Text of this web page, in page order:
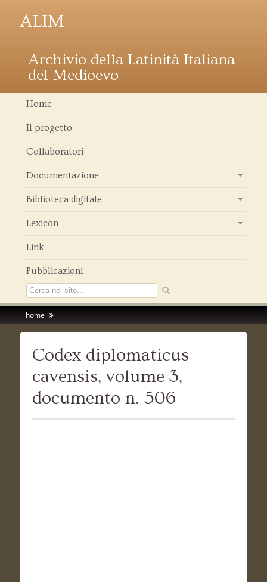
ALIM
Archivio della Latinità Italiana
del Medioevo
Home
Il progetto
Collaboratori
Documentazione
Biblioteca digitale
Lexicon
Link
Pubblicazioni
home
Codex diplomaticus
cavensis, volume 3,
documento n. 506